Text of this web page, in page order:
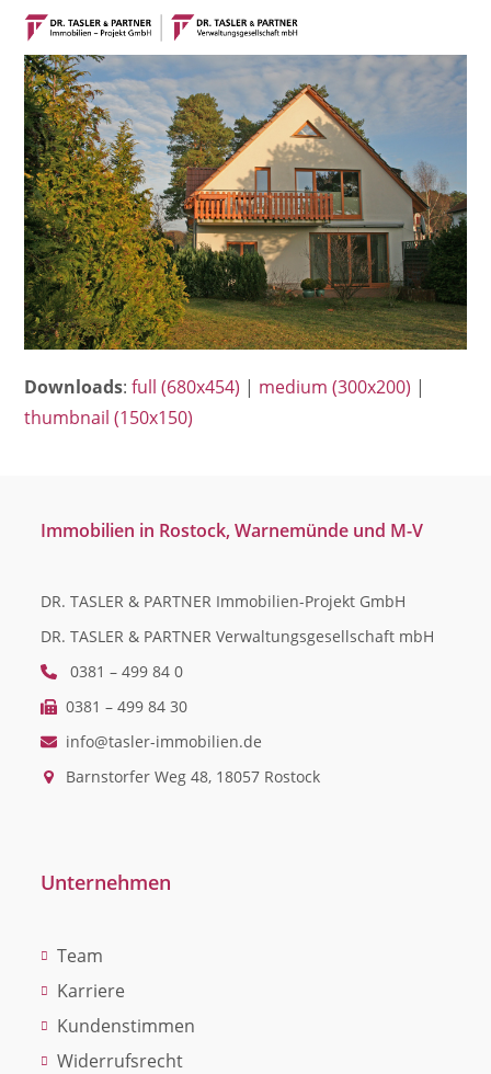
Skip
content
Open
mobile
menu
Close
mobile
menu
Downloads:full (680x454) | medium (300x200) |
thumbnail (150x150)
Immobilien in Rostock, Warnemünde und M-V
DR. TASLER & PARTNER Immobilien-Projekt GmbH
DR. TASLER & PARTNER Verwaltungsgesellschaft mbH
0381 – 499 84 0
0381 – 499 84 30
info@tasler-immobilien.de
Barnstorfer Weg 48, 18057 Rostock
Unternehmen
Team
Karriere
Kundenstimmen
Widerrufsrecht